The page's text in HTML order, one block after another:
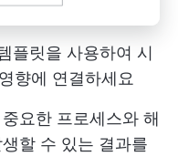
플릿을 사용하여 시
향에 연결하세요
요한 프로세스와 해
할 수 있는 결과를